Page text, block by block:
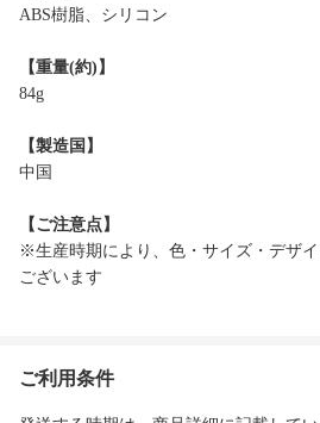
ABS樹脂、シリコン
【重量(約)】
84g
【製造国】
中国
【ご注意点】
※生産時期により、色・サイズ・デザ
ございます
ご利用条件